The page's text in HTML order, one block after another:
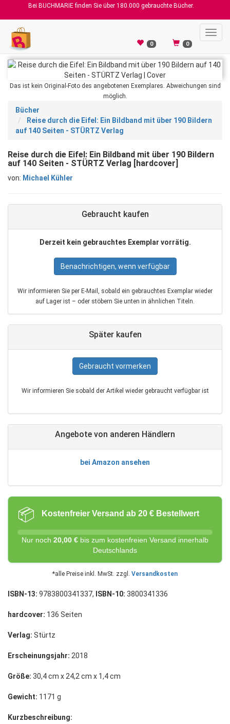
Bei BUCHMARIE finden Sie über 180.000 gebrauchte Bücher.
0 0
Das ist kein Original-Foto des angebotenen Exemplares. Abweichungen sind
möglich.
Bücher
Reise durch die Eifel: Ein Bildband mit über 190 Bildern
auf 140 Seiten - STÜRTZ Verlag
Reise durch die Eifel: Ein Bildband mit über 190 Bildern
auf 140 Seiten - STÜRTZ Verlag [hardcover]
von: Michael Kühler
Gebraucht kaufen
Derzeit kein gebrauchtes Exemplar vorrätig.
Benachrichtigen, wenn verfügbar
Wir informieren Sie per E‑Mail, sobald ein gebrauchtes Exemplar wieder
auf Lager ist – oder stöbern Sie unten in ähnlichen Titeln.
Später kaufen
Gebraucht vormerken
Wir informieren Sie sobald der Artikel wieder gebraucht verfügbar ist
Angebote von anderen Händlern
bei Amazon ansehen
📦 Kostenfreier Versand ab 20 € Bestellwert
Nur noch 20,00 € bis zum kostenfreien Versand innerhalb
Deutschlands
*alle Preise inkl. MwSt. zzgl. Versandkosten
ISBN-13: 9783800341337, ISBN-10: 3800341336
hardcover: 136 Seiten
Verlag: Stürtz
Erscheinungsjahr: 2018
Größe: 30,4 cm x 24,2 cm x 1,4 cm
Gewicht: 1171 g
Kurzbeschreibung: